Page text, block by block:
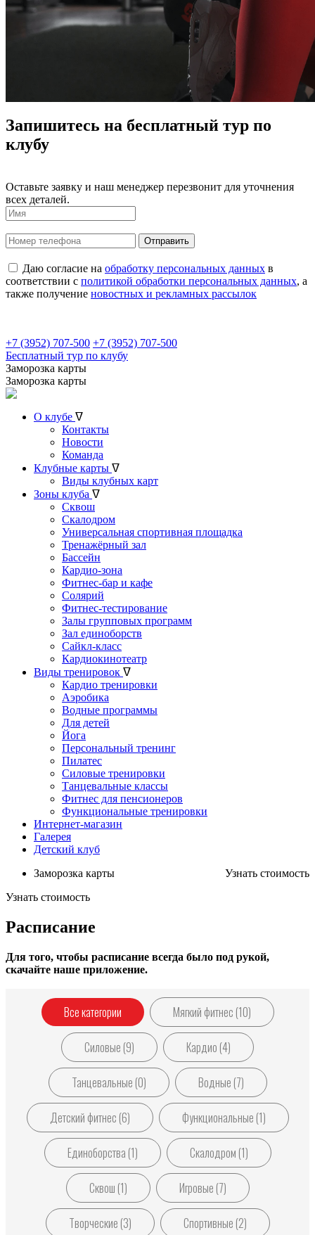
Запишитесь на бесплатный тур по
клубу
Оставьте заявку и наш менеджер перезвонит для уточнения
всех деталей.
Даю согласие на обработку персональных данных в
соответствии с политикой обработки персональных данных, а
также получение новостных и рекламных рассылок
+7 (3952) 707-500 +7 (3952) 707-500
Бесплатный тур по клубу
Заморозка карты
Заморозка карты
О клубе ᐁ
Контакты
Новости
Команда
Клубные карты ᐁ
Виды клубных карт
Зоны клуба ᐁ
Сквош
Скалодром
Универсальная спортивная площадка
Тренажёрный зал
Бассейн
Кардио-зона
Фитнес-бар и кафе
Солярий
Фитнес-тестирование
Залы групповых программ
Зал единоборств
Сайкл-класс
Кардиокинотеатр
Виды тренировок ᐁ
Кардио тренировки
Аэробика
Водные программы
Для детей
Йога
Персональный тренинг
Пилатес
Силовые тренировки
Танцевальные классы
Фитнес для пенсионеров
Функциональные тренировки
Интернет-магазин
Галерея
Детский клуб
Узнать стоимость
Заморозка карты
Узнать стоимость
Расписание
Для того, чтобы расписание всегда было под рукой,
скачайте наше приложение.